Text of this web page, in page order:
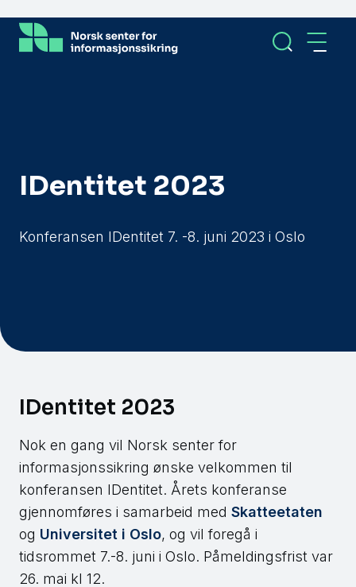
hovedinnhold
IDentitet 2023
Konferansen IDentitet 7. -8. juni 2023 i Oslo
IDentitet 2023
Nok en gang vil Norsk senter for
informasjonssikring ønske velkommen til
konferansen IDentitet. Årets konferanse
gjennomføres i samarbeid med Skatteetaten
og Universitet i Oslo, og vil foregå i
tidsrommet 7.-8. juni i Oslo. Påmeldingsfrist var
26. mai kl 12.